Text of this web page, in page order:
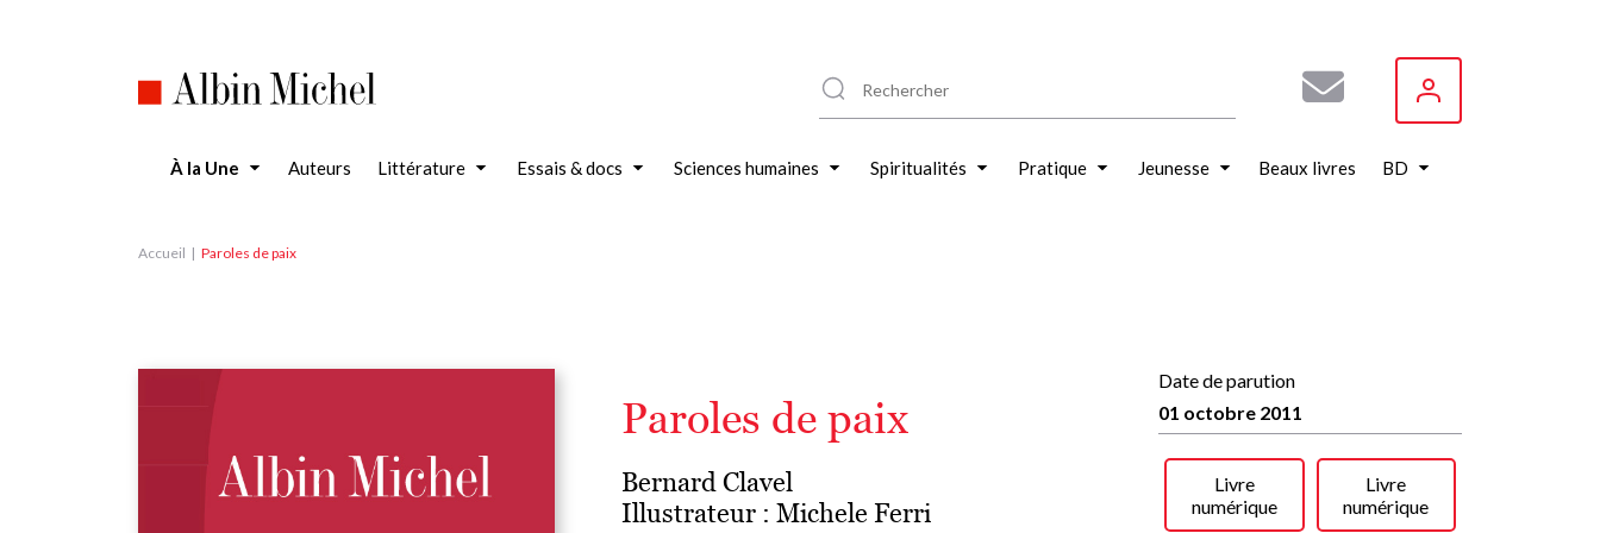
À la Une Auteurs Littérature Essais & docs Sciences humaines Spiritualités Pratique Jeunesse Beaux livres BD
Accueil Paroles de paix
Paroles de paix
Bernard Clavel
Illustrateur : Michele Ferri
Date de parution
01 octobre 2011
Livre
numérique
Livre
numérique